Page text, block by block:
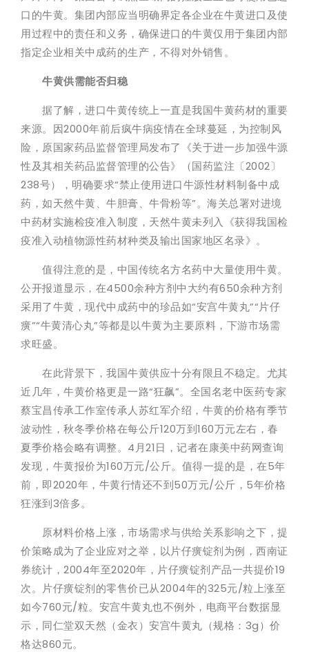
口的牛黄。集团内部应当明确界定各企业在牛黄进口及使
用过程中的责任和义务，确保进口的牛黄仅用于集团内部
指定企业相关中成药的生产，不得对外销售。
牛黄供需能否归稳
据了解，进口牛黄传统上一直是我国牛黄药材的重要
来源。因2000年前后疯牛病疫情在全球蔓延，为控制风
险，原国家药品监督管理局发布了《关于进一步加强牛源
性及其相关药品监督管理的公告》（国药监注〔2002〕
238号），明确要求“禁止使用进口牛源性材料制备中成
药，如天然牛黄、牛胆膏、牛骨粉等”。海关总署对进境
中药材实施检疫准入制度，天然牛黄未列入《获得我国检
疫准入动植物源性药材种类及输出国家地区名录》。
值得注意的是，中国传统名方名药中大量使用牛黄。
公开报道显示，在4500余种方剂中大约有650余种方剂
采用了牛黄，现代中成药中的珍品如“安宫牛黄丸”“片仔
癀”“牛黄清心丸”等都是以牛黄为主要原料，下游市场需
求旺盛。
在此背景下，我国牛黄供应十分有限且不稳定。尤其
近几年，牛黄价格更是一路“狂飙”。全国名老中医药专家
蔡宝昌传承工作室传承人苏红军介绍，牛黄的价格有季节
波动性，秋冬季价格在每公斤120万到160万元左右，春
夏季价格会略有调整。4月21日，记者在康美中药网查询
发现，牛黄报价为160万元/公斤。值得一提的是，在5年
前，即2020年，牛黄行情还不到50万元/公斤，5年价格
狂涨到3倍多。
原材料价格上涨，市场需求与供给关系影响之下，提
价策略成为了企业应对之举，以片仔癀锭剂为例，西南证
券统计，2004年至2020年，片仔癀锭剂产品一共提价19
次。片仔癀锭剂的零售价已从2004年的325元/粒上涨至
如今760元/粒。安宫牛黄丸也不例外，电商平台数据显
示，同仁堂双天然（金衣）安宫牛黄丸（规格：3g）价
格达860元。